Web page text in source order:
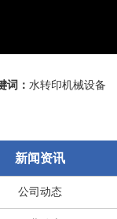
词： 水转印机械设备
新闻资讯
公司动态